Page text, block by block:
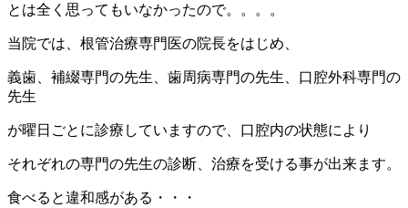
とは全く思ってもいなかったので。。。。
当院では、根管治療専門医の院長をはじめ、
義歯、補綴専門の先生、歯周病専門の先生、口腔外科専門の
先生
が曜日ごとに診療していますので、口腔内の状態により
それぞれの専門の先生の診断、治療を受ける事が出来ます。
食べると違和感がある・・・